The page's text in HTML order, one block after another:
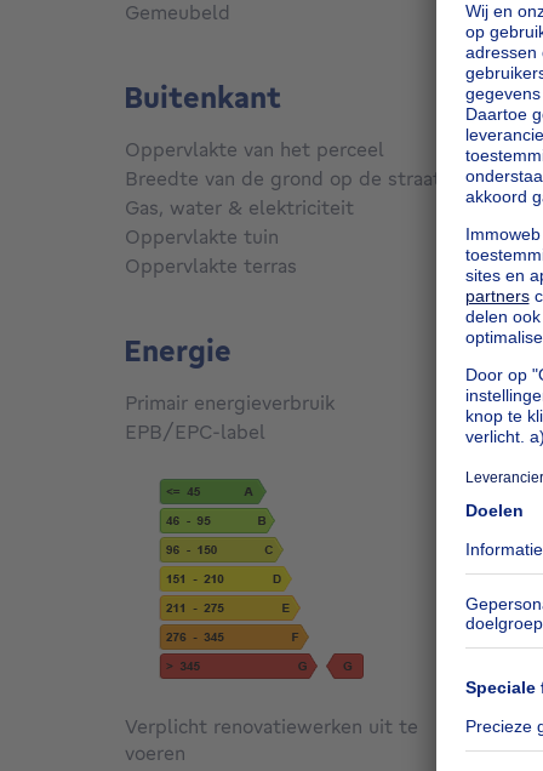
Gemeubeld
Nee
Buitenkant
Oppervlakte van het perceel 1024
Breedte van de grond op de straat
5 m
Gas, water & elektriciteit
Nee
Oppervlakte tuin
52m²
Oppervlakte terras
19m²
Energie
Primair energieverbruik 578
EPB/EPC-label
G
Verplicht renovatiewerken uit te
voeren
Niet